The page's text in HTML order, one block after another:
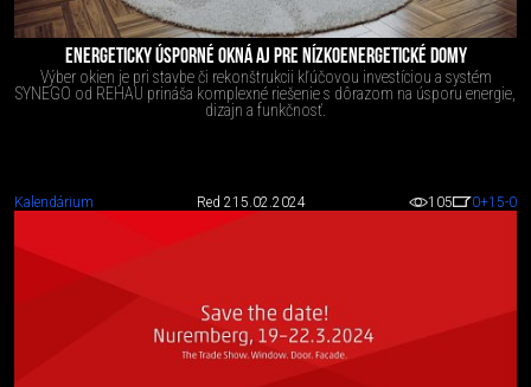
ENERGETICKY ÚSPORNÉ OKNÁ AJ PRE NÍZKOENERGETICKÉ DOMY
Výber okien je pri stavbe či rekonštrukcii kľúčovou investíciou a systém
SYNEGO od REHAU prináša komplexné riešenie s dôrazom na úsporu energie,
dizajn a funkčnosť.
Kalendárium Red 215.02.2024 105 0+15-0